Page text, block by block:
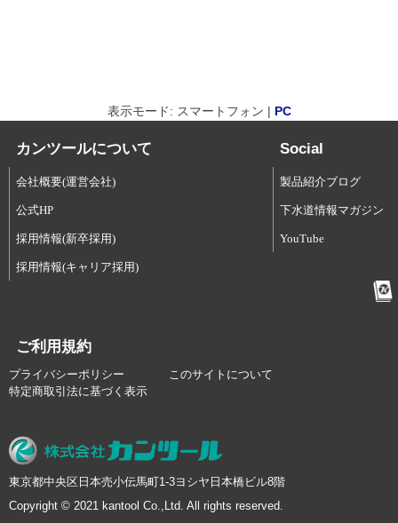
表示モード: スマートフォン | PC
カンツールについて
会社概要(運営会社)
公式HP
採用情報(新卒採用)
採用情報(キャリア採用)
Social
製品紹介ブログ
下水道情報マガジン
YouTube
ご利用規約
プライバシーポリシー
このサイトについて
特定商取引法に基づく表示
東京都中央区日本売小伝馬町1-3ヨシヤ日本橋ビル8階
Copyright © 2021 kantool Co.,Ltd. All rights reserved.